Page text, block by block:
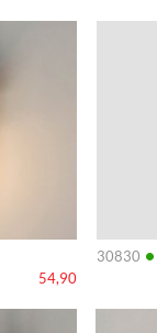
54,90
30830 •
Info
Info